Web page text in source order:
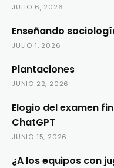
JULIO 6, 2026
Enseñando
JULIO 1, 2026
Plantaciones
JUNIO 22, 2026
Elogio del examen
ChatGPT
JUNIO 15, 2026
¿A los equipos con